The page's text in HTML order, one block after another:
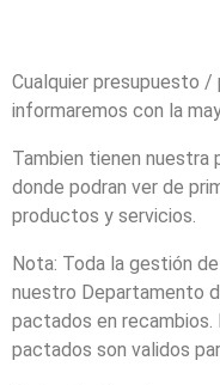
Cualquier presupuesto
informaremos con la
Tambien tienen nuestra
donde podran ver de
productos y servicios.
Nota: Toda la gestión
nuestro Departamento
pactados en
pactados son validos